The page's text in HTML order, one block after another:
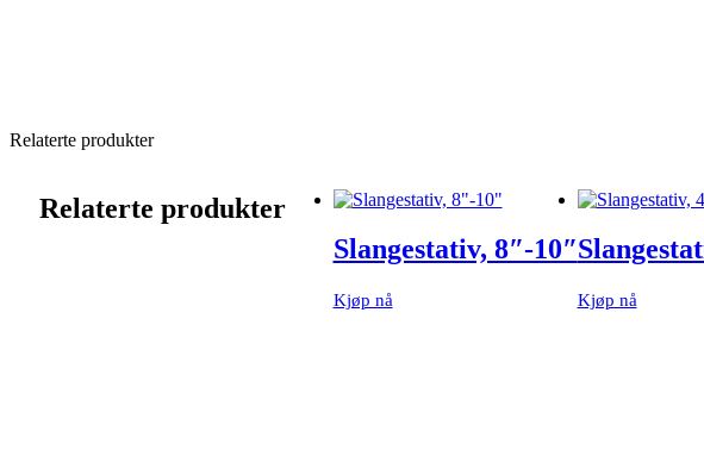
Relaterte produkter
Relaterte produkter
Slangestativ, 8″-10″
Kjøp nå Kjøp nå